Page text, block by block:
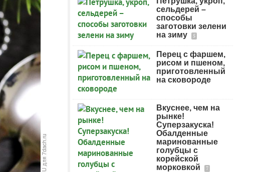
сельдерей –
способы
заготовки зелени
на зиму
5
Перец с фаршем,
рисом и пшеном,
приготовленный
на сковороде
Вкуснее, чем на
рынке!
Суперзакуска!
Обалденные
маринованные
голубцы с
корейской
морковкой
7